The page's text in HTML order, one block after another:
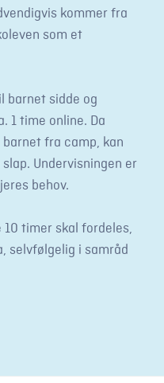
kommer fra
som et
barnet sidde og
1 time online. Da
fra camp, kan
Undervisningen er
behov.
10 timer skal fordeles,
selvfølgelig i samråd